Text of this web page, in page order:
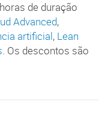
de duração
Advanced,
artificial, Lean
. Os descontos são